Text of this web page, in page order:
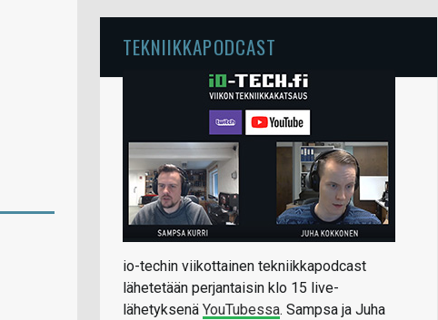
TEKNIIKKAPODCAST
io-techin viikottainen tekniikkapodcast
lähetetään perjantaisin klo 15 live-
lähetyksenä YouTubessa. Sampsa ja Juha